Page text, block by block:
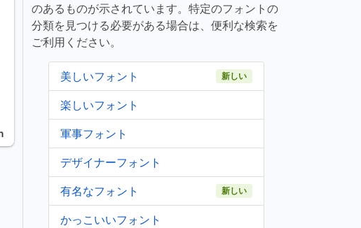
のあるものが示されています。特定のフォントの
分類を見つける必要がある場合は、便利な検索を
ご利用ください。
美しいフォント 新しい
楽しいフォント
軍事フォント
デザイナーフォント
有名なフォント
新しい
かっこいいフォント